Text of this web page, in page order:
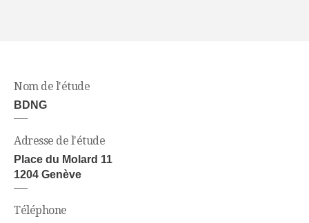
Nom de l'étude
BDNG
Adresse de l'étude
Place du Molard 11
1204 Genève
Téléphone